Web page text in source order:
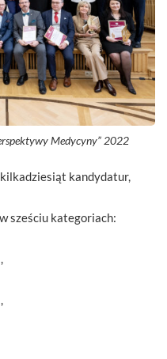
Medycyny” 2022
kilkadziesiąt kandydatur,
sześciu kategoriach: